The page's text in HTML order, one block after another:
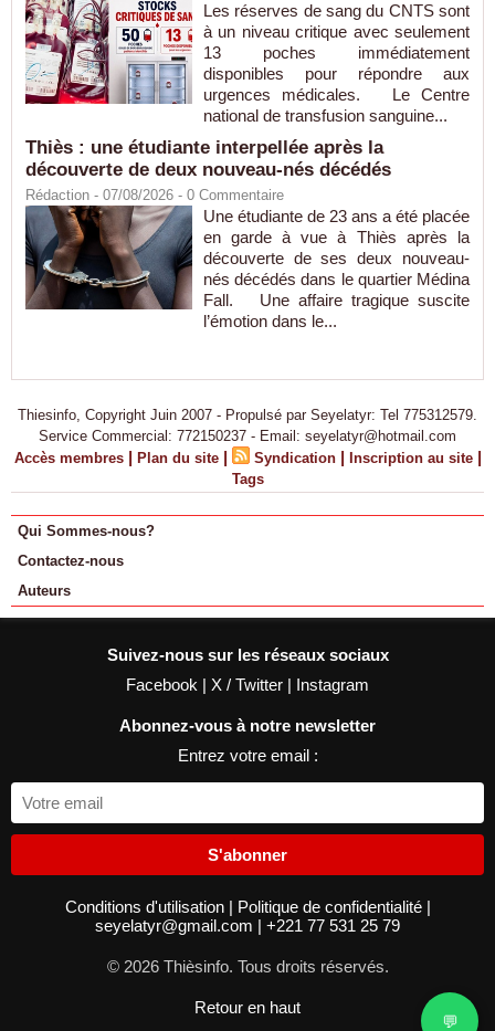
Les réserves de sang du CNTS sont
à un niveau critique avec seulement
13 poches immédiatement
disponibles pour répondre aux
urgences médicales. Le Centre
national de transfusion sanguine...
Thiès : une étudiante interpellée après la
découverte de deux nouveau-nés décédés
Rédaction - 07/08/2026 - 0 Commentaire
Une étudiante de 23 ans a été placée
en garde à vue à Thiès après la
découverte de ses deux nouveau-
nés décédés dans le quartier Médina
Fall. Une affaire tragique suscite
l’émotion dans le...
Thiesinfo, Copyright Juin 2007 - Propulsé par Seyelatyr: Tel 775312579.
Service Commercial: 772150237 - Email: seyelatyr@hotmail.com
Accès membres | Plan du site | Syndication | Inscription au site |
Tags
Qui Sommes-nous?
Contactez-nous
Auteurs
Suivez-nous sur les réseaux sociaux
Facebook | X / Twitter | Instagram
Abonnez-vous à notre newsletter
Entrez votre email :
S'abonner
Conditions d'utilisation | Politique de confidentialité |
seyelatyr@gmail.com | +221 77 531 25 79
© 2026 Thièsinfo. Tous droits réservés.
Retour en haut
💬